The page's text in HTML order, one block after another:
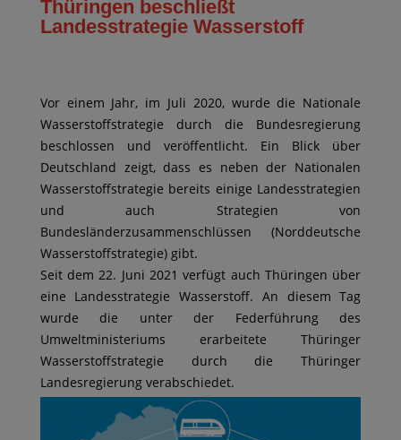
Thüringen beschließt
Landesstrategie Wasserstoff
Vor einem Jahr, im Juli 2020, wurde die Nationale
Wasserstoffstrategie durch die Bundesregierung
beschlossen und veröffentlicht. Ein Blick über
Deutschland zeigt, dass es neben der Nationalen
Wasserstoffstrategie bereits einige Landesstrategien
und auch Strategien von
Bundesländerzusammenschlüssen (Norddeutsche
Wasserstoffstrategie) gibt.
Seit dem 22. Juni 2021 verfügt auch Thüringen über
eine Landesstrategie Wasserstoff. An diesem Tag
wurde die unter der Federführung des
Umweltministeriums erarbeitete Thüringer
Wasserstoffstrategie durch die Thüringer
Landesregierung verabschiedet.